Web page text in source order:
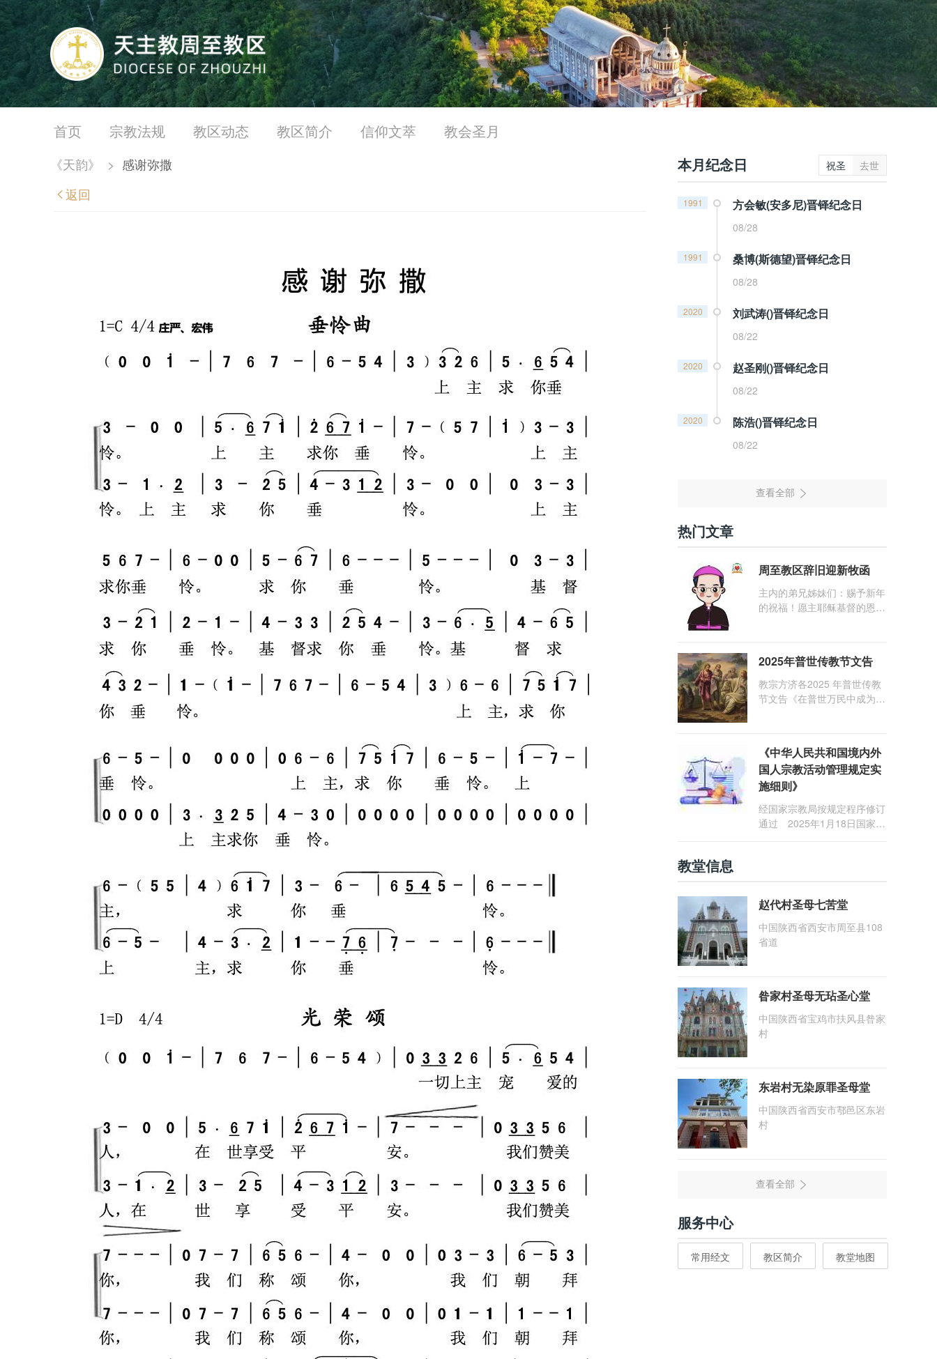
首页 宗教法规 教区动态 教区简介 信仰文萃 教会圣月
《天韵》 > 感谢弥撒
返回
本月纪念日 祝圣 去世
1991 方会敏(安多尼)晋铎纪念日
08/28
1991 桑博(斯德望)晋铎纪念日
08/28
2020 刘武涛()晋铎纪念日
08/22
2020 赵圣刚()晋铎纪念日
08/22
2020 陈浩()晋铎纪念日
08/22
热门文章
周至教区辞旧迎新牧函
主内的弟兄姊妹们：赐予新年
的祝福！愿主耶稣基督的恩
们，愿临在的救主基督安慰你
们，并圣化你们的生活，作为
祝贺祂诞辰的珍贵礼品。
2025年普世传教节文告
教宗方济各2025 年普世传教
节文告《在普世万民中成为怀
《中华人民共和国境内外
国人宗教活动管理规定实
施细则》
经国家宗教局按规定程序修订
通过 2025年1月18日国家宗
教堂信息
赵代村圣母七苦堂
中国陕西省西安市周至县108
省道
昝家村圣母无玷圣心堂
中国陕西省宝鸡市扶风县昝家
村
东岩村无染原罪圣母堂
中国陕西省西安市鄠邑区东岩
村
服务中心
常用经文 教区简介 教堂地图